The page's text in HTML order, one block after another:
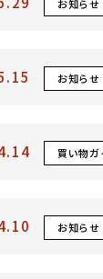
お知らせ
お知らせ
買い物ガ
お知らせ